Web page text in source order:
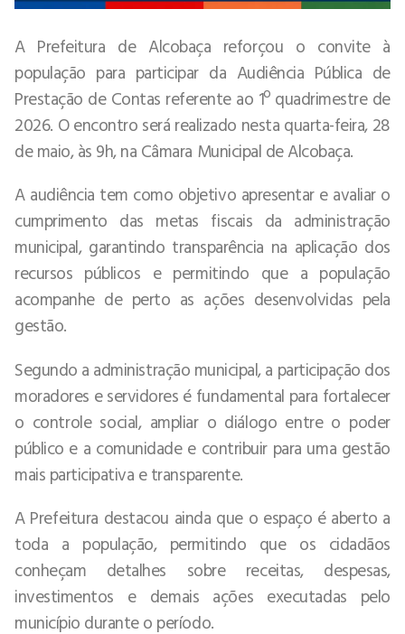
A Prefeitura de Alcobaça reforçou o convite à
população para participar da Audiência Pública de
Prestação de Contas referente ao 1º quadrimestre de
2026. O encontro será realizado nesta quarta-feira, 28
de maio, às 9h, na Câmara Municipal de Alcobaça.
A audiência tem como objetivo apresentar e avaliar o
cumprimento das metas fiscais da administração
municipal, garantindo transparência na aplicação dos
recursos públicos e permitindo que a população
acompanhe de perto as ações desenvolvidas pela
gestão.
Segundo a administração municipal, a participação dos
moradores e servidores é fundamental para fortalecer
o controle social, ampliar o diálogo entre o poder
público e a comunidade e contribuir para uma gestão
mais participativa e transparente.
A Prefeitura destacou ainda que o espaço é aberto a
toda a população, permitindo que os cidadãos
conheçam detalhes sobre receitas, despesas,
investimentos e demais ações executadas pelo
município durante o período.